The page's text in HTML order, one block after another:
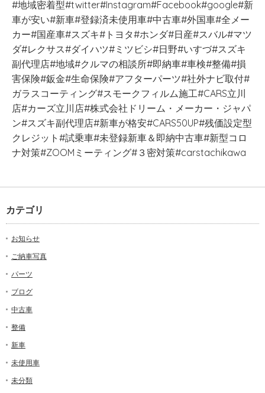
#地域密着型#twitter#Instagram#Facebook#google#新
車が安い#新車#登録済未使用車#中古車#外国車#全メー
カー#国産車#スズキ#トヨタ#ホンダ#日産#スバル#マツ
ダ#レクサス#ダイハツ#ミツビシ#日野#いすづ#スズキ
副代理店#地域#クルマの相談所#即納車#車検#整備#損
害保険#鈑金#生命保険#アフターパーツ#社外ナビ取付#
ガラスコーティング#スモークフィルム施工#CARS立川
店#カーズ立川店#株式会社ドリーム・メーカー・ジャパ
ン#スズキ副代理店#新車が格安#CARS50UP#残価設定型
クレジット#試乗車#未登録新車＆即納中古車#新型コロ
ナ対策#ZOOMミーティング#３密対策#carstachikawa
カテゴリ
お知らせ
ご納車写真
パーツ
ブログ
中古車
整備
新車
未使用車
未分類